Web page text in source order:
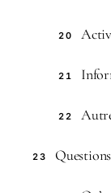
20
21
22
23